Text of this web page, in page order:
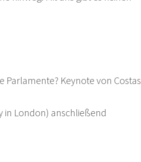
Keynote von Costas
in London) anschließend